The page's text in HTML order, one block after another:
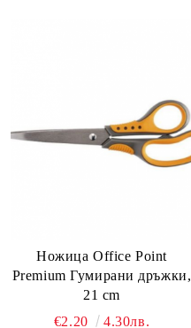
Ножица Office Point
Premium Гумирани дръжки,
21 cm
€2.20
4.30лв.